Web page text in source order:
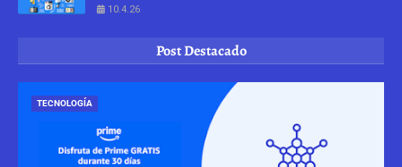
10.4.26
Post Destacado
TECNOLOGÍA